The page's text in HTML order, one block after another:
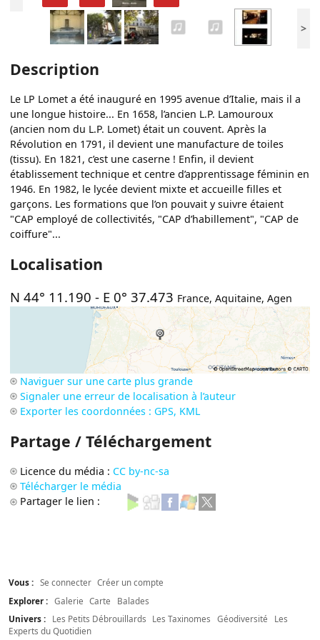
>
Description
Le LP Lomet a été inauguré en 1995 avenue d’Italie, mais il a
une longue histoire... En 1658, l’ancien L.P. Lamouroux
(ancien nom du L.P. Lomet) était un couvent. Après la
Révolution en 1791, il devient une manufacture de toiles
(tissu). En 1821, c’est une caserne ! Enfin, il devient
établissement technique et centre d’apprentissage féminin en
1946. En 1982, le lycée devient mixte et accueille filles et
garçons. Les formations que l’on pouvait y suivre étaient
"CAP employé de collectivités, "CAP d’habillement", "CAP de
coiffure"...
Localisation
N 44° 11.190 - E 0° 37.473 France,Aquitaine,Agen
Naviguer sur une carte plus grande
Signaler une erreur de localisation à l’auteur
Exporter les coordonnées : GPS, KML
Partage / Téléchargement
Licence du média : CC by-nc-sa
Télécharger le média
Partager le lien :
Vous : Se connecter Créer un compte
Explorer : Galerie Carte
Balades
Univers :
Les Petits Débrouillards Les Taxinomes Géodiversité
Les
Experts du Quotidien